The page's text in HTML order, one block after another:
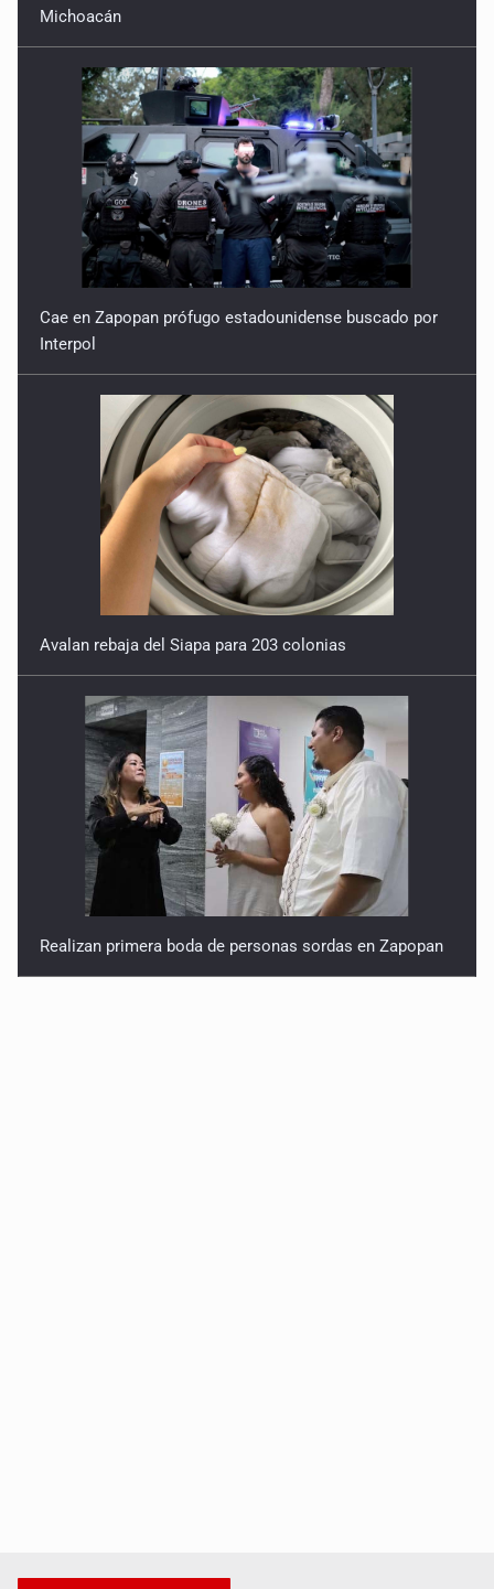
Michoacán
Cae en Zapopan prófugo estadounidense buscado por
Interpol
Avalan rebaja del Siapa para 203 colonias
Realizan primera boda de personas sordas en Zapopan